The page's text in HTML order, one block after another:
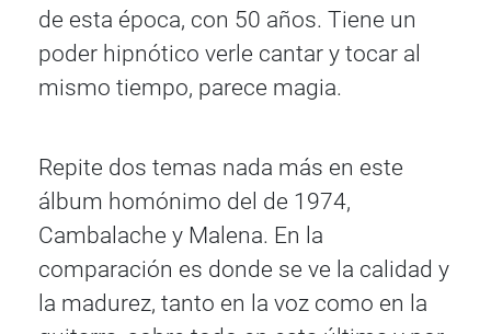
de esta época, con 50 años. Tiene un
poder hipnótico verle cantar y tocar al
mismo tiempo, parece magia.
Repite dos temas nada más en este
álbum homónimo del de 1974,
Cambalache y Malena. En la
comparación es donde se ve la calidad y
la madurez, tanto en la voz como en la